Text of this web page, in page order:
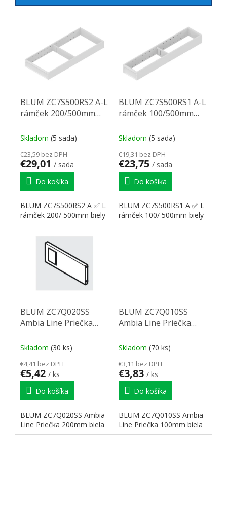
BLUM ZC7S500RS2 A-L
rámček 200/500mm
Skladom (5 sada)
€23,59 bez DPH
€29,01 / sada
Do košíka
BLUM ZC7S500RS2 A ✅ L
rámček 200/ 500mm biely
BLUM ZC7S500RS1 A-L
rámček 100/500mm
Skladom (5 sada)
€19,31 bez DPH
€23,75 / sada
Do košíka
BLUM ZC7S500RS1 A ✅ L
rámček 100/ 500mm biely
BLUM ZC7Q020SS
Ambia Line Priečka
Skladom (30 ks)
€4,41 bez DPH
€5,42 / ks
Do košíka
BLUM ZC7Q020SS Ambia
Line Priečka 200mm biela
BLUM ZC7Q010SS
Ambia Line Priečka
Skladom (70 ks)
€3,11 bez DPH
€3,83 / ks
Do košíka
BLUM ZC7Q010SS Ambia
Line Priečka 100mm biela